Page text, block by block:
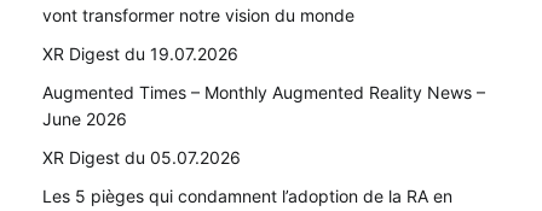
vont transformer notre vision du monde
XR Digest du 19.07.2026
Augmented Times – Monthly Augmented Reality News –
June 2026
XR Digest du 05.07.2026
Les 5 pièges qui condamnent l’adoption de la RA en